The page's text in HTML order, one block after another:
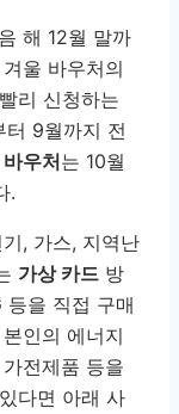
해 12월 말까
울 바우처의
리 신청하는
터 9월까지 전
우처는 10월
.
, 가스, 지역난
가상 카드 방
등을 직접 구매
인의 에너지
전제품 등을
다면 아래 사